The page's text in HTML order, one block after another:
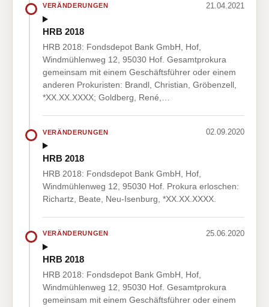
VERÄNDERUNGEN 21.04.2021
HRB 2018
HRB 2018: Fondsdepot Bank GmbH, Hof,
Windmühlenweg 12, 95030 Hof. Gesamtprokura
gemeinsam mit einem Geschäftsführer oder einem
anderen Prokuristen: Brandl, Christian, Gröbenzell,
*XX.XX.XXXX; Goldberg, René,…
VERÄNDERUNGEN 02.09.2020
HRB 2018
HRB 2018: Fondsdepot Bank GmbH, Hof,
Windmühlenweg 12, 95030 Hof. Prokura erloschen:
Richartz, Beate, Neu-Isenburg, *XX.XX.XXXX.
VERÄNDERUNGEN 25.06.2020
HRB 2018
HRB 2018: Fondsdepot Bank GmbH, Hof,
Windmühlenweg 12, 95030 Hof. Gesamtprokura
gemeinsam mit einem Geschäftsführer oder einem